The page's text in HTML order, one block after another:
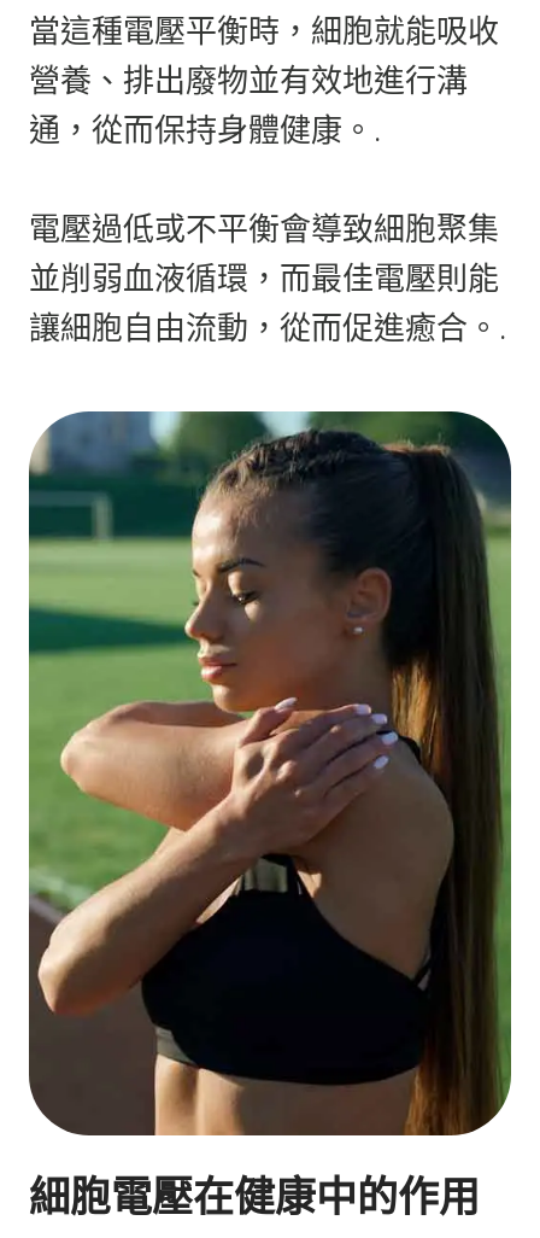
當這種電壓平衡時，細胞就能吸收
營養、排出廢物並有效地進行溝
通，從而保持身體健康。.
電壓過低或不平衡會導致細胞聚集
並削弱血液循環，而最佳電壓則能
讓細胞自由流動，從而促進癒合。.
細胞電壓在健康中的作用